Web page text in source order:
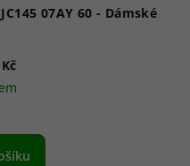
Just Cavalli sluneční brýle SJC145 07AY 60 - Dámské